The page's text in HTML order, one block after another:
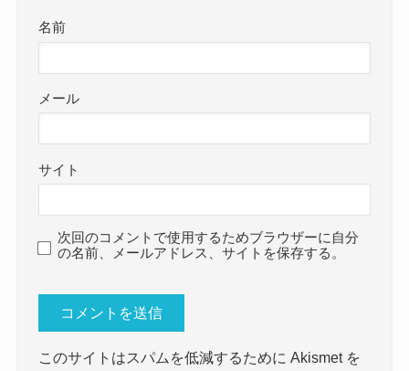
名前
メール
サイト
次回のコメントで使用するためブラウザーに自分
の名前、メールアドレス、サイトを保存する。
このサイトはスパムを低減するために Akismet を